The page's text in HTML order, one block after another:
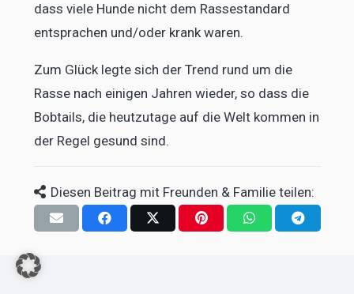
dass viele Hunde nicht dem Rassestandard
entsprachen und/oder krank waren.
Zum Glück legte sich der Trend rund um die
Rasse nach einigen Jahren wieder, so dass die
Bobtails, die heutzutage auf die Welt kommen in
der Regel gesund sind.
Diesen Beitrag mit Freunden & Familie teilen: